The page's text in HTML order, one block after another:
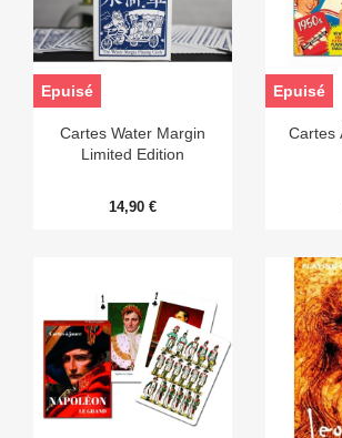
Cartes Water Margin
Limited Edition
14,90 €
Epuisé
Cartes
Epuisé